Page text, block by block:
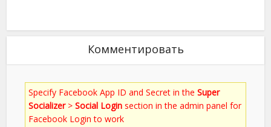
Комментировать
Specify Facebook App ID and Secret in theSuper
Socializer>Social Login section in the admin panel for
Facebook Login to work